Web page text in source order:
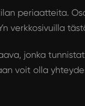
periaatteita.
verkkosivuilla
jonka
voit olla